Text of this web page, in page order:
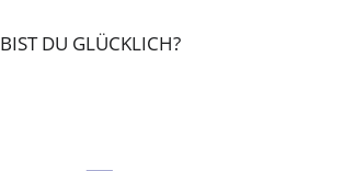
BIST DU GLÜCKLICH?